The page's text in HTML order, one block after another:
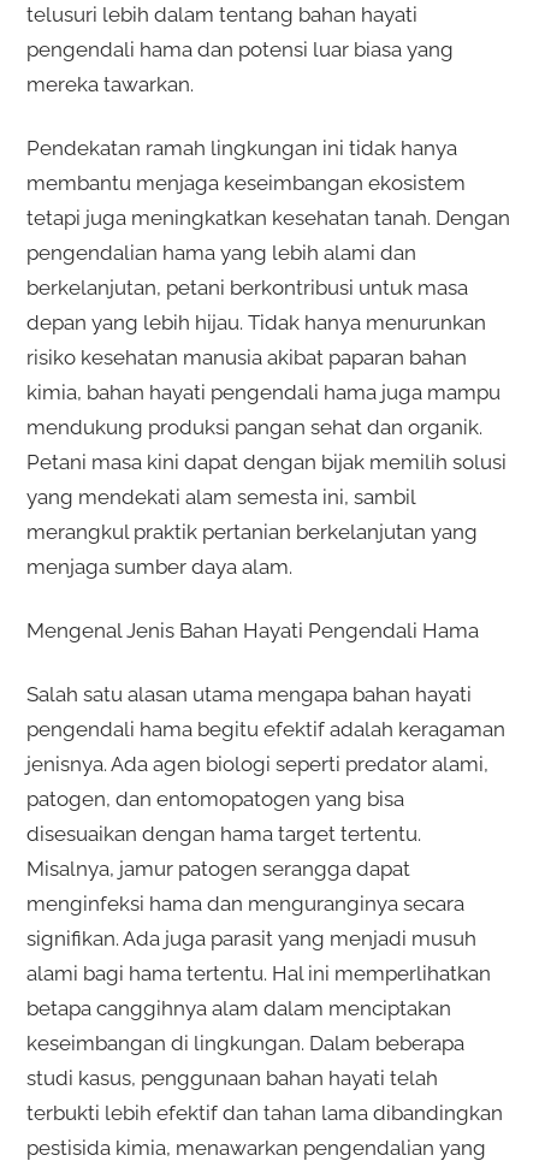
telusuri lebih dalam tentang bahan hayati
pengendali hama dan potensi luar biasa yang
mereka tawarkan.
Pendekatan ramah lingkungan ini tidak hanya
membantu menjaga keseimbangan ekosistem
tetapi juga meningkatkan kesehatan tanah. Dengan
pengendalian hama yang lebih alami dan
berkelanjutan, petani berkontribusi untuk masa
depan yang lebih hijau. Tidak hanya menurunkan
risiko kesehatan manusia akibat paparan bahan
kimia, bahan hayati pengendali hama juga mampu
mendukung produksi pangan sehat dan organik.
Petani masa kini dapat dengan bijak memilih solusi
yang mendekati alam semesta ini, sambil
merangkul praktik pertanian berkelanjutan yang
menjaga sumber daya alam.
Mengenal Jenis Bahan Hayati Pengendali Hama
Salah satu alasan utama mengapa bahan hayati
pengendali hama begitu efektif adalah keragaman
jenisnya. Ada agen biologi seperti predator alami,
patogen, dan entomopatogen yang bisa
disesuaikan dengan hama target tertentu.
Misalnya, jamur patogen serangga dapat
menginfeksi hama dan menguranginya secara
signifikan. Ada juga parasit yang menjadi musuh
alami bagi hama tertentu. Hal ini memperlihatkan
betapa canggihnya alam dalam menciptakan
keseimbangan di lingkungan. Dalam beberapa
studi kasus, penggunaan bahan hayati telah
terbukti lebih efektif dan tahan lama dibandingkan
pestisida kimia, menawarkan pengendalian yang